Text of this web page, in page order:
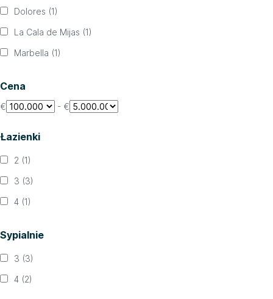
Dolores (1)
La Cala de Mijas (1)
Marbella (1)
Cena
€ - €
Łazienki
2 (1)
3 (3)
4 (1)
Sypialnie
3 (3)
4 (2)